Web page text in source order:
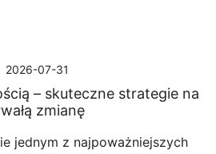
2026-07-31
– skuteczne strategie na
zmianę
jednym z najpoważniejszych